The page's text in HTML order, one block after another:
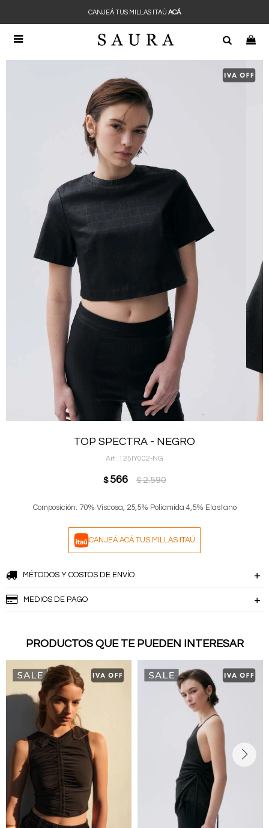

CANJEÁ TUS MILLAS ITAÚ ACÁ
TOP SPECTRA - NEGRO
125IY002-NG
$ 566 $ 2.590
Composición: 70% Viscosa, 25,5% Poliamida 4,5% Elastano
CANJEÁ ACÁ TUS MILLAS ITAÚ
MÉTODOS Y COSTOS DE ENVÍO
MEDIOS DE PAGO
PRODUCTOS QUE TE PUEDEN INTERESAR